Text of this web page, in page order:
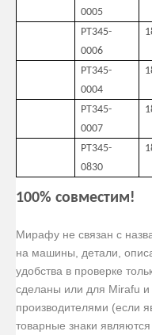
0005
PT345-
0006
PT345-
0004
PT345-
0007
PT345-
0830
100% совместим!
Мирафу не связан с
на машины, детали,
удобства в проверке
сделаны или для Mirafu
производителями (если
товарные знаки